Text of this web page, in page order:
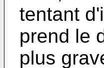
tentant
prend le
plus